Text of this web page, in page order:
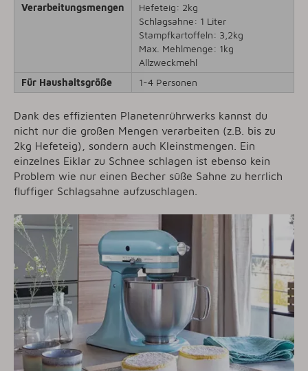
Verarbeitungsmengen
Hefeteig: 2kg
Schlagsahne: 1 Liter
Stampfkartoffeln: 3,2kg
Max. Mehlmenge: 1kg
Allzweckmehl
Für Haushaltsgröße
1-4 Personen
Dank des effizienten Planetenrührwerks kannst du
nicht nur die großen Mengen verarbeiten (z.B. bis zu
2kg Hefeteig), sondern auch Kleinstmengen. Ein
einzelnes Eiklar zu Schnee schlagen ist ebenso kein
Problem wie nur einen Becher süße Sahne zu herrlich
fluffiger Schlagsahne aufzuschlagen.